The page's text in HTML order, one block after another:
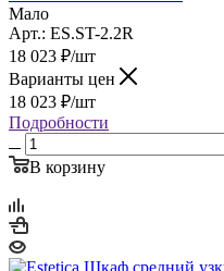
Мало
Арт.: ES.ST-2.2R
18 023 ₽/шт
Варианты цен
18 023 ₽/шт
Подробности
В корзину